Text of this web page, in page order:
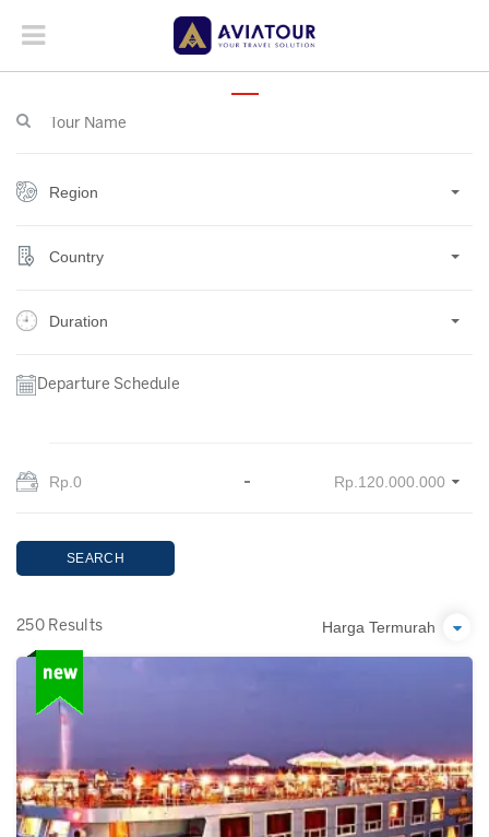
Region
Country
Duration
Departure Schedule
SEARCH
250 Results Harga Termurah